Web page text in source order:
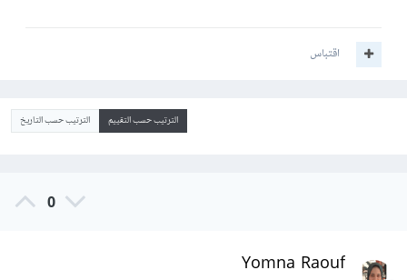
اقتباس
الترتيب حسب التقييم الترتيب حسب التاريخ
0
Yomna Raouf